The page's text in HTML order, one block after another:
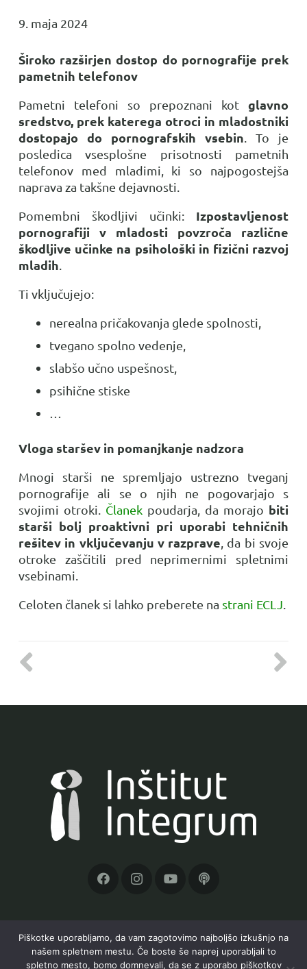
9. maja 2024
Široko razširjen dostop do pornografije prek
pametnih telefonov
Pametni telefoni so prepoznani kot glavno
sredstvo, prek katerega otroci in mladostniki
dostopajo do pornografskih vsebin . To je
posledica vsesplošne prisotnosti pametnih
telefonov med mladimi, ki so najpogostejša
naprava za takšne dejavnosti.
Pomembni škodljivi učinki: Izpostavljenost
pornografiji v mladosti povzroča različne
škodljive učinke na psihološki in fizični razvoj
mladih
Ti vključujejo:
nerealna pričakovanja glede spolnosti,
tvegano spolno vedenje,
slabšo učno uspešnost,
psihične stiske
Vloga staršev in pomanjkanje nadzora
Mnogi starši ne spremljajo ustrezno tveganj
pornografije ali se o njih ne pogovarjajo s
svojimi otroki. Članek poudarja, da morajo biti
starši bolj proaktivni pri uporabi tehničnih
rešitev in vključevanju v razprave , da bi svoje
otroke zaščitili pred neprimernimi spletnimi
vsebinami.
Celoten članek si lahko preberete na strani ECLJ
Inštitut Integrum, Orle 19a, 1291 Škofljica, TRR:
Piškotke uporabljamo, da vam zagotovimo najboljšo izkušnjo na
našem spletnem mestu. Če boste še naprej uporabljali to
spletno mesto, bomo domnevali, da se z uporabo piškotkov